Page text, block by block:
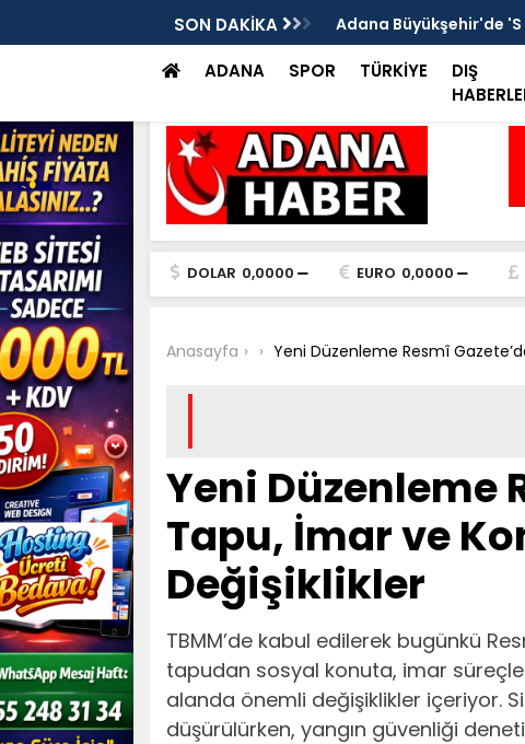
SON DAKİKA
bir iş yerinde, iş yeri sahibi ile genç
Adana Büyükşehir'de
müdahale
ADANA SPOR TÜRKİYE
DIŞ
DOLAR 0,0000 EURO 0,0000
Anasayfa Yeni Düzenleme Resmî
Yeni Düzenleme
Tapu, İmar ve
Değişiklikler
TBMM’de kabul edilerek bugünkü
tapudan sosyal konuta, imar
alanda önemli değişiklikler içeriyor.
düşürülürken, yangın güvenliği